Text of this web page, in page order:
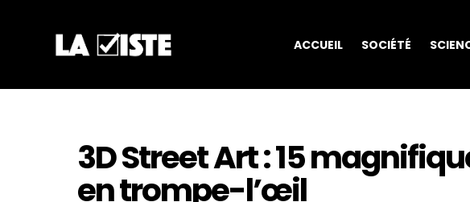
ACCUEIL SOCIÉTÉ
3D Street Art : 15
en trompe-l’œil